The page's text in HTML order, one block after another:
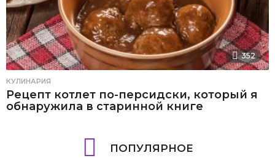
352
КУЛИНАРИЯ
Рецепт котлет по-персидски, который я
обнаружила в старинной книге
ПОПУЛЯРНОЕ